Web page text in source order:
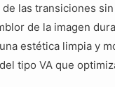
las transiciones
de la imagen
estética limpia y
tipo VA que